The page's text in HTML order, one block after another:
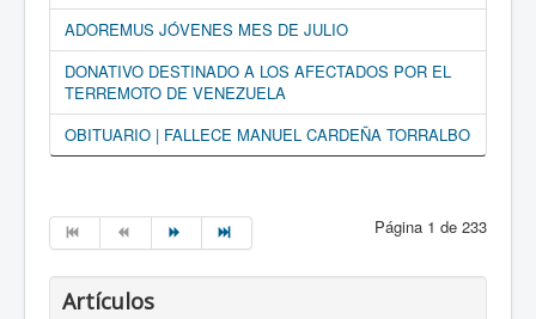
ADOREMUS JÓVENES MES DE JULIO
DONATIVO DESTINADO A LOS AFECTADOS POR EL
TERREMOTO DE VENEZUELA
OBITUARIO | FALLECE MANUEL CARDEÑA TORRALBO
Página 1 de 233
Artículos